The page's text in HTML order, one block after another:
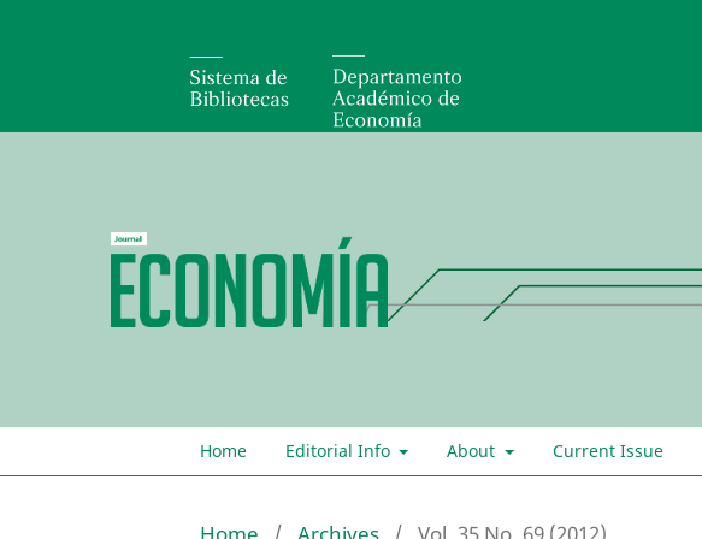
Home Editorial Info About Current Issue